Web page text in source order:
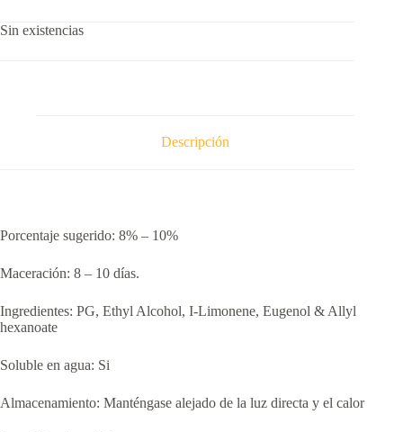
Sin existencias
Descripción
Porcentaje sugerido: 8% – 10%
Maceración: 8 – 10 días.
Ingredientes: PG, Ethyl Alcohol, I-Limonene, Eugenol & Allyl
hexanoate
Soluble en agua: Si
Almacenamiento: Manténgase alejado de la luz directa y el calor